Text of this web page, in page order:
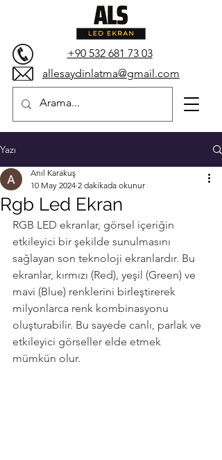
+90 532 681 73 03
allesaydinlatma@gmail.com
Yazı
Rgb Led Ekran
Anıl Karakuş
10 May 2024 2 dakikada okunur
RGB LED ekranlar, görsel içeriğin
etkileyici bir şekilde sunulmasını
sağlayan son teknoloji ekranlardır. Bu
ekranlar, kırmızı (Red), yeşil (Green) ve
mavi (Blue) renklerini birleştirerek
milyonlarca renk kombinasyonu
oluşturabilir. Bu sayede canlı, parlak ve
etkileyici görseller elde etmek
mümkün olur.